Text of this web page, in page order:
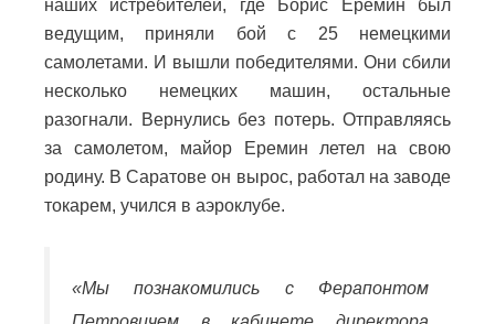
наших истребителей, где Борис Еремин был
ведущим, приняли бой с 25 немецкими
самолетами. И вышли победителями. Они сбили
несколько немецких машин, остальные
разогнали. Вернулись без потерь. Отправляясь
за самолетом, майор Еремин летел на свою
родину. В Саратове он вырос, работал на заводе
токарем, учился в аэроклубе.
«Мы познакомились с Ферапонтом